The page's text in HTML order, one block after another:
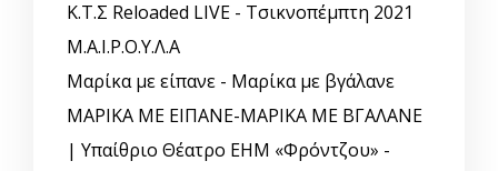
Κ.Τ.Σ Reloaded LIVE - Τσικνοπέμπτη 2021
Μ.Α.Ι.Ρ.Ο.Υ.Λ.Α
Μαρίκα με είπανε - Μαρίκα με βγάλανε
ΜΑΡΙΚΑ ΜΕ ΕΙΠΑΝΕ-ΜΑΡΙΚΑ ΜΕ ΒΓΑΛΑΝΕ
| Υπαίθριο Θέατρο ΕΗΜ «Φρόντζου» -